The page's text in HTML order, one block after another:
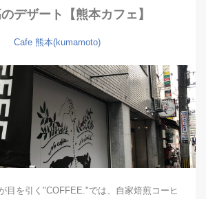
デザート【熊本カフェ】
Cafe 熊本(kumamoto)
目を引く"COFFEE."では、自家焙煎コーヒ